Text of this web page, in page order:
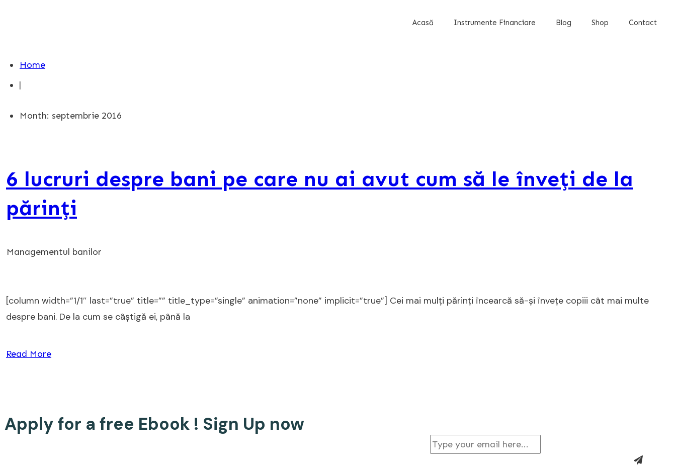
Acasă Instrumente Financiare Blog Shop Contact
Home
|
Month: septembrie 2016
6 lucruri despre bani pe care nu ai avut cum să le înveți de la
părinți
Managementul banilor
[column width=”1/1″ last=”true” title=”” title_type=”single” animation=”none” implicit=”true”] Cei mai mulți părinți încearcă să-și învețe copiii cât mai multe
despre bani. De la cum se câștigă ei, până la
Read More
Apply for a free Ebook ! Sign Up now